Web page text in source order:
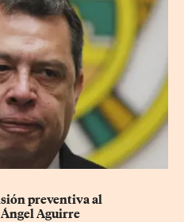
preventiva al
Aguirre